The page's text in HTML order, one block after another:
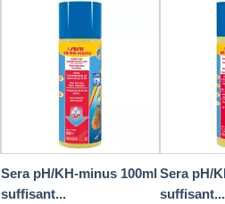
Sera pH/KH-minus 100ml
suffisant...
Sera pH/
suffisant...